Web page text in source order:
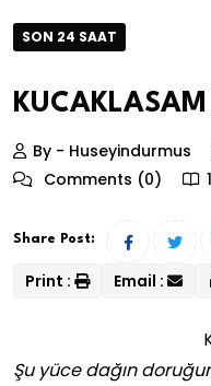
SON 24 SAAT
KUCAKLASAM
By - Huseyindurmus
Comments (0)
Share Post:
Print : Email :
Şu yüce dağın